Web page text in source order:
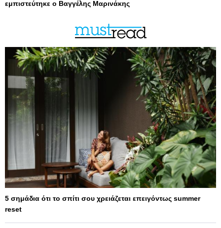
εμπιστεύτηκε ο Βαγγέλης Μαρινάκης
5 σημάδια ότι το σπίτι σου χρειάζεται επειγόντως summer
reset